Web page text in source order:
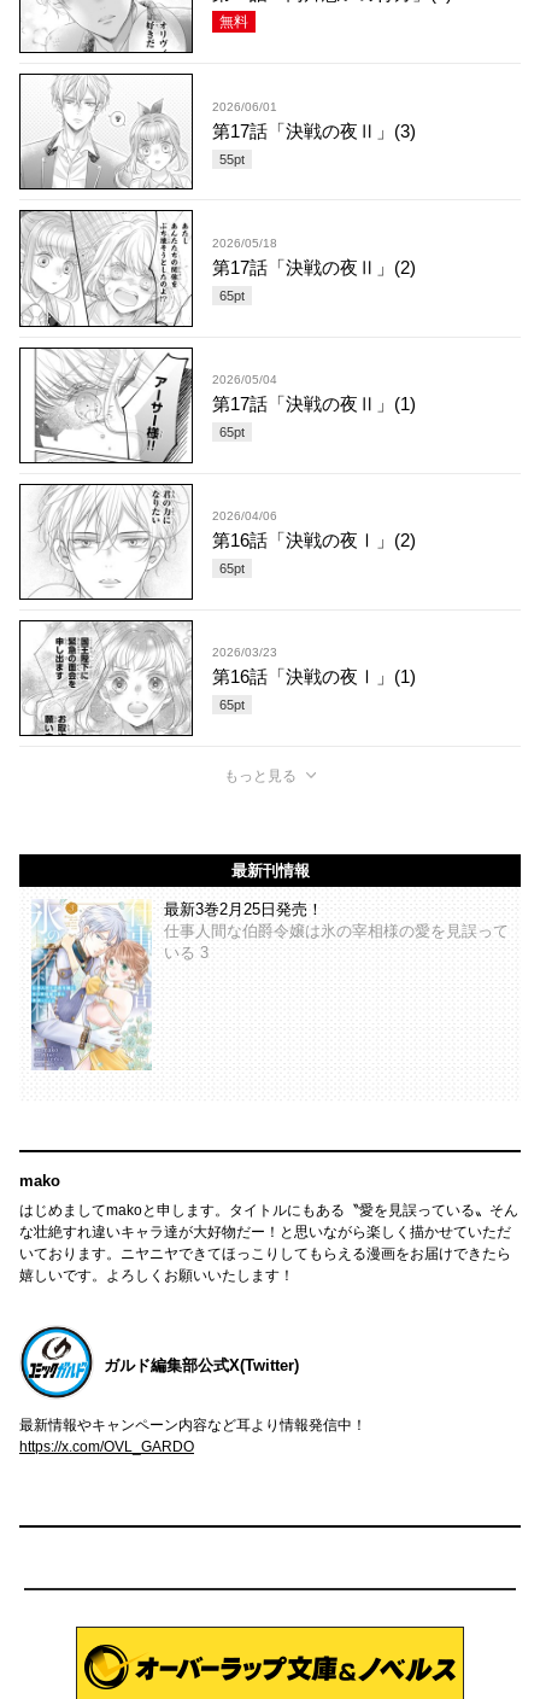
無料
2026/06/01
第17話「決戦の夜Ⅱ」(3)
55pt
2026/05/18
第17話「決戦の夜Ⅱ」(2)
65pt
2026/05/04
第17話「決戦の夜Ⅱ」(1)
65pt
2026/04/06
第16話「決戦の夜Ⅰ」(2)
65pt
2026/03/23
第16話「決戦の夜Ⅰ」(1)
65pt
もっと見る
最新刊情報
最新3巻2月25日発売！
仕事人間な伯爵令嬢は氷の宰相様の愛を見誤って
いる 3
mako
はじめましてmakoと申します。タイトルにもある〝愛を見誤っている〟そん
な壮絶すれ違いキャラ達が大好物だー！と思いながら楽しく描かせていただ
いております。ニヤニヤできてほっこりしてもらえる漫画をお届けできたら
嬉しいです。よろしくお願いいたします！
ガルド編集部公式X(Twitter)
最新情報やキャンペーン内容など耳より情報発信中！
https://x.com/OVL_GARDO